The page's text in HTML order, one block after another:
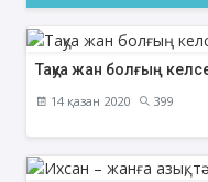
Тақуа жан болғың
14 қазан 2020 399